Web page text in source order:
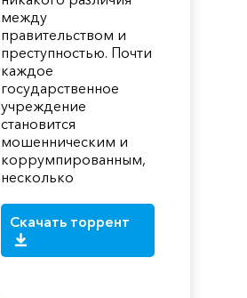
между
правительством и
преступностью. Почти
каждое
государственное
учреждение
становится
мошенническим и
коррумпированным,
несколько
Скачать торрент